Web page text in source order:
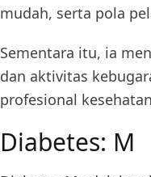
mudah, serta pola
Sementara itu, ia
dan aktivitas
profesional
Diabetes: M